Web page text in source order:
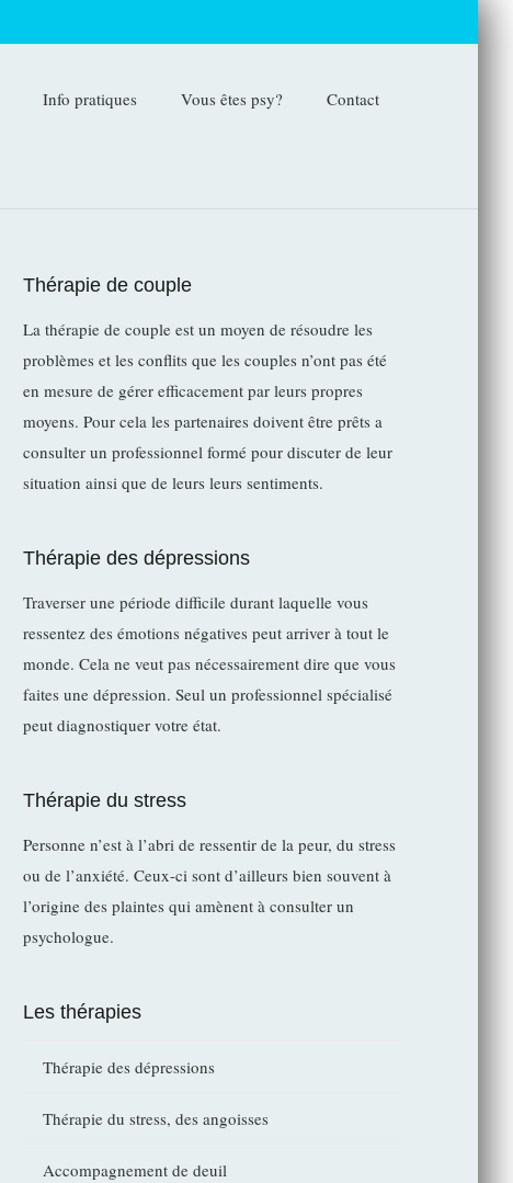
Info pratiques Vous êtes psy? Contact
Thérapie de couple
La thérapie de couple est un moyen de résoudre les
problèmes et les conflits que les couples n’ont pas été
en mesure de gérer efficacement par leurs propres
moyens. Pour cela les partenaires doivent être prêts a
consulter un professionnel formé pour discuter de leur
situation ainsi que de leurs leurs sentiments.
Thérapie des dépressions
Traverser une période difficile durant laquelle vous
ressentez des émotions négatives peut arriver à tout le
monde. Cela ne veut pas nécessairement dire que vous
faites une dépression. Seul un professionnel spécialisé
peut diagnostiquer votre état.
Thérapie du stress
Personne n’est à l’abri de ressentir de la peur, du stress
ou de l’anxiété. Ceux-ci sont d’ailleurs bien souvent à
l’origine des plaintes qui amènent à consulter un
psychologue.
Les thérapies
Thérapie des dépressions
Thérapie du stress, des angoisses
Accompagnement de deuil